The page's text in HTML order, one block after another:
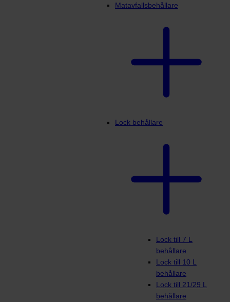
Matavfallsbehållare
Lock behållare
Lock till 7 L
behållare
Lock till 10 L
behållare
Lock till 21/29 L
behållare